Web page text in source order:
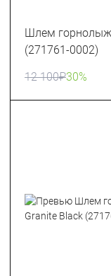
Шлем
(271761-0002)
12 100₽30%